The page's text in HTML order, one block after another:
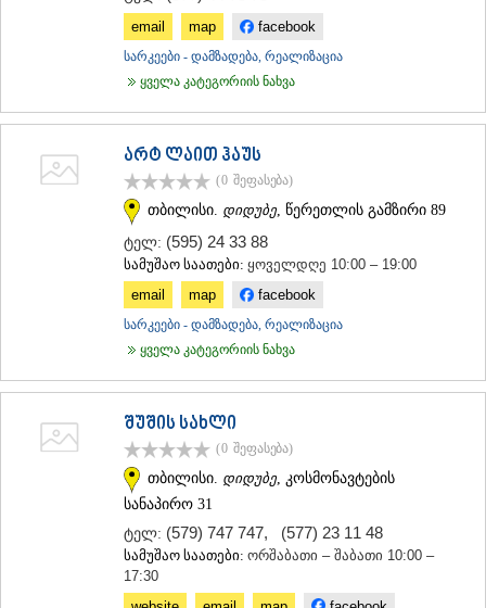
email map facebook
სარკეები - დამზადება, რეალიზაცია
ყველა კატეგორიის ნახვა
არტ ლაით ჰაუს
(0 შეფასება)
თბილისი. დიდუბე , წერეთლის გამზირი 89
ტელ: (595) 24 33 88
სამუშაო საათები: ყოველდღე 10:00 – 19:00
email
map facebook
სარკეები - დამზადება, რეალიზაცია
ყველა კატეგორიის ნახვა
შუშის სახლი
(0 შეფასება)
თბილისი. დიდუბე , კოსმონავტების
სანაპირო 31
ტელ: (579) 747 747, (577) 23 11 48
სამუშაო საათები: ორშაბათი – შაბათი 10:00 –
17:30